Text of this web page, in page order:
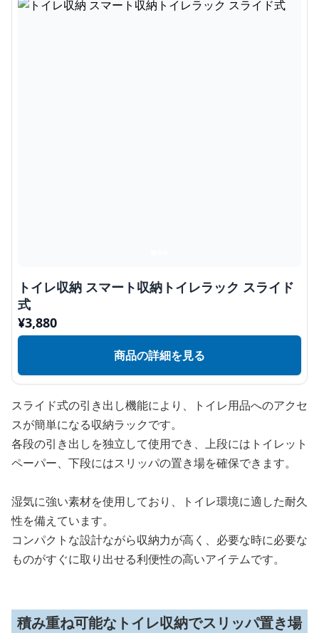
トイレ収納 スマート収納トイレラック スライド
式
¥3,880
商品の詳細を見る
スライド式の引き出し機能により、トイレ用品へのアクセ
スが簡単になる収納ラックです。
各段の引き出しを独立して使用でき、上段にはトイレット
ペーパー、下段にはスリッパの置き場を確保できます。
湿気に強い素材を使用しており、トイレ環境に適した耐久
性を備えています。
コンパクトな設計ながら収納力が高く、必要な時に必要な
ものがすぐに取り出せる利便性の高いアイテムです。
積み重ね可能なトイレ収納でスリッパ置き場